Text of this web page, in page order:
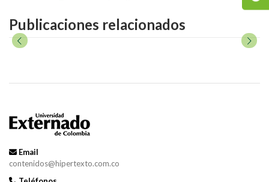
Publicaciones relacionados
Email
contenidos@hipertexto.com.co